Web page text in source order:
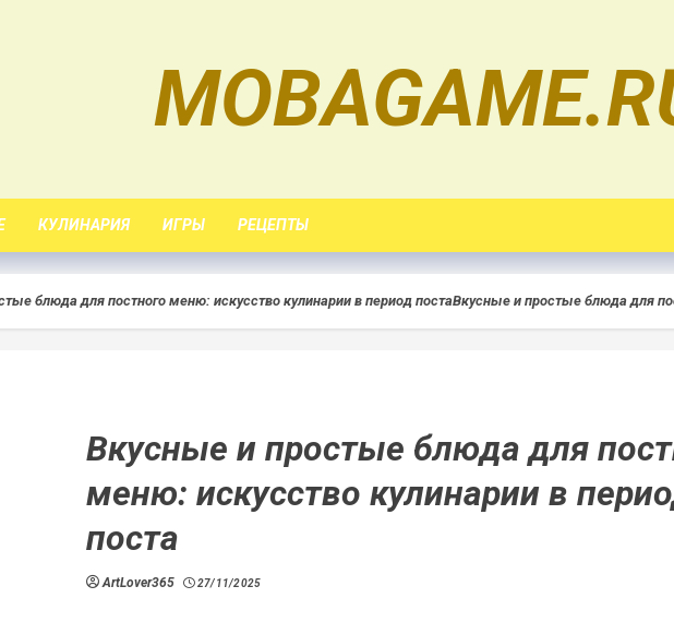
КУЛИНАРИЯ ИГРЫ РЕЦЕПТЫ
блюда для постного меню: искусство кулинарии в период постаВкусные и простые блюда для
Вкусные и простые блюда для
меню: искусство кулинарии в
поста
ArtLover365 27/11/2025